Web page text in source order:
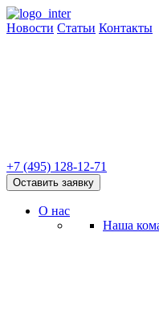
Новости Статьи Контакты
+7 (495) 128-12-71
Оставить заявку
О нас
Наша